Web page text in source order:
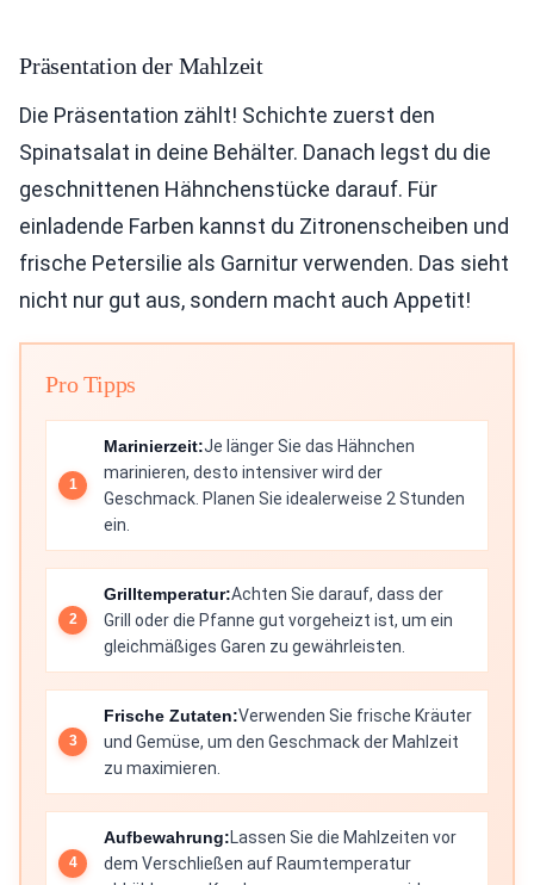
Präsentation der Mahlzeit
Die Präsentation zählt! Schichte zuerst den
Spinatsalat in deine Behälter. Danach legst du die
geschnittenen Hähnchenstücke darauf. Für
einladende Farben kannst du Zitronenscheiben und
frische Petersilie als Garnitur verwenden. Das sieht
nicht nur gut aus, sondern macht auch Appetit!
Pro Tipps
Marinierzeit:Je länger Sie das Hähnchen
marinieren, desto intensiver wird der
Geschmack. Planen Sie idealerweise 2 Stunden
ein.
Grilltemperatur:Achten Sie darauf, dass der
Grill oder die Pfanne gut vorgeheizt ist, um ein
gleichmäßiges Garen zu gewährleisten.
Frische Zutaten:Verwenden Sie frische Kräuter
und Gemüse, um den Geschmack der Mahlzeit
zu maximieren.
Aufbewahrung:Lassen Sie die Mahlzeiten vor
dem Verschließen auf Raumtemperatur